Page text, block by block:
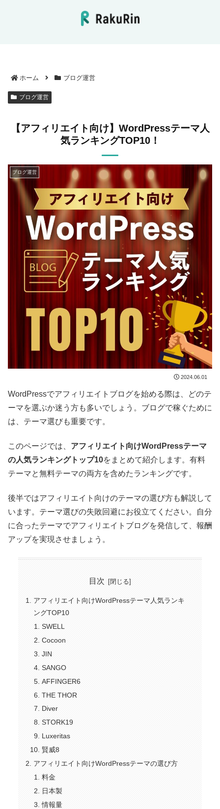
ホーム ブログ運営
ブログ運営
【アフィリエイト向け】WordPressテーマ人
気ランキングTOP10！
ブログ運営
2024.06.01
WordPressでアフィリエイトブログを始める際は、どのテ
ーマを選ぶか迷う方も多いでしょう。ブログで稼ぐために
は、テーマ選びも重要です。
このページでは、 アフィリエイト向けWordPressテーマ
の人気ランキングトップ10をまとめて紹介します。有料
テーマと無料テーマの両方を含めたランキングです。
後半ではアフィリエイト向けのテーマの選び方も解説して
います。テーマ選びの失敗回避にお役立てください。自分
に合ったテーマでアフィリエイトブログを発信して、報酬
アップを実現させましょう。
目次
アフィリエイト向けWordPressテーマ人気ランキ
ングTOP10
SWELL
Cocoon
JIN
SANGO
AFFINGER6
THE THOR
Diver
STORK19
Luxeritas
賢威8
アフィリエイト向けWordPressテーマの選び方
料金
日本製
情報量